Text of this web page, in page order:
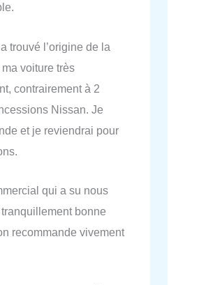
trouvé l’origine de la
voiture très
contrairement à 2
Nissan. Je
et je reviendrai pour
qui a su nous
bonne
recommande vivement